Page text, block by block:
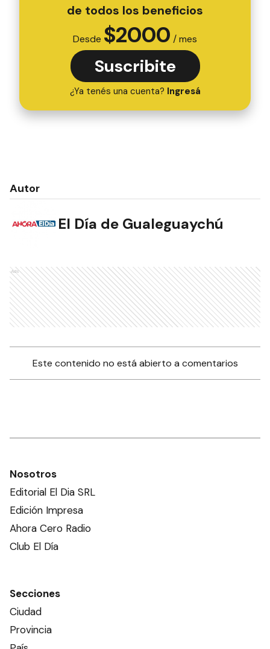
de todos los beneficios
Desde $2000 / mes
Suscribite
¿Ya tenés una cuenta? Ingresá
Autor
El Día de Gualeguaychú
Ads
Este contenido no está abierto a comentarios
Nosotros
Editorial El Dia SRL
Edición Impresa
Ahora Cero Radio
Club El Día
Secciones
Ciudad
Provincia